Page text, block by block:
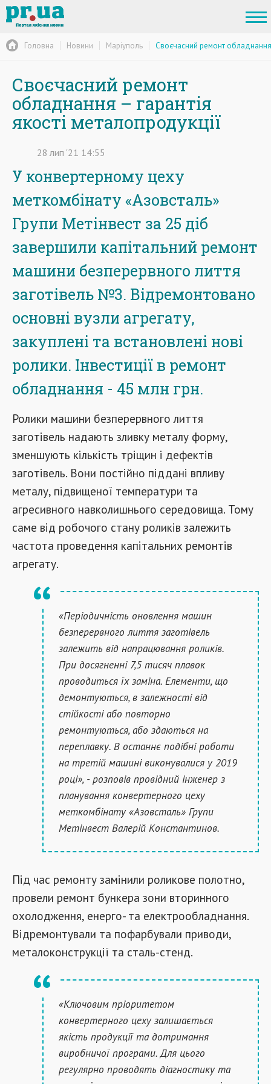
Головна Новини Маріуполь Своєчасний ремонт обладнання
Своєчасний ремонт
обладнання – гарантія
якості металопродукції
28 лип '21 14:55
У конвертерному цеху
меткомбінату «Азовсталь»
Групи Метінвест за 25 діб
завершили капітальний ремонт
машини безперервного лиття
заготівель №3. Відремонтовано
основні вузли агрегату,
закуплені та встановлені нові
ролики. Інвестиції в ремонт
обладнання - 45 млн грн.
Ролики машини безперервного лиття
заготівель надають зливку металу форму,
зменшують кількість тріщин і дефектів
заготівель. Вони постійно піддані впливу
металу, підвищеної температури та
агресивного навколишнього середовища. Тому
саме від робочого стану роликів залежить
частота проведення капітальних ремонтів
агрегату.
«Періодичність оновлення машин
безперервного лиття заготівель
залежить від напрацювання роликів.
При досягненні 7,5 тисяч плавок
проводиться їх заміна. Елементи, що
демонтуються, в залежності від
стійкості або повторно
ремонтуються, або здаються на
переплавку. В останнє подібні роботи
на третій машині виконувалися у 2019
році», - розповів провідний інженер з
планування конвертерного цеху
меткомбінату «Азовсталь» Групи
Метінвест Валерій Константинов.
Під час ремонту замінили роликове полотно,
провели ремонт бункера зони вторинного
охолодження, енерго- та електрообладнання.
Відремонтували та пофарбували приводи,
металоконструкції та сталь-стенд.
«Ключовим пріоритетом
конвертерного цеху залишається
якість продукції та дотримання
виробничої програми. Для цього
регулярно проводять діагностику та